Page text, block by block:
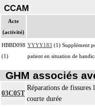
CCAM
Acte
(activité)
HBBD098
(1)
YYYY183 (1) Supplément
patient en situation de
GHM associés
03C05T
Réparations de fissures
courte durée